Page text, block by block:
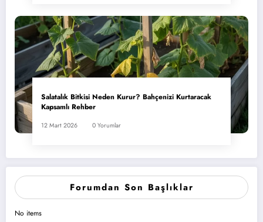
Salatalık Bitkisi Neden Kurur? Bahçenizi Kurtaracak
Kapsamlı Rehber
12 Mart 2026 0 Yorumlar
Forumdan Son Başlıklar
No items